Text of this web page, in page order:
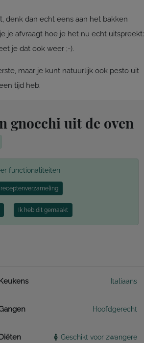
denk dan echt eens aan het bakken
je afvraagt hoe je het nu echt uitspreekt:
je dat ook weer ;-).
maar je kunt natuurlijk ook pesto uit
tijd heb.
gnocchi uit de oven
functionaliteiten
Ik heb dit gemaakt
Italiaans
Hoofdgerecht
Geschikt voor zwangere